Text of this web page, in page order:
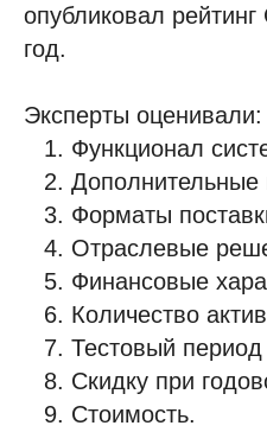
опубликовал
год.
Эксперты оценивали:
Функционал
Дополнительные
Форматы
Отраслевые
Финансовые
Количество
Тестовый период
Скидку при
Стоимость.